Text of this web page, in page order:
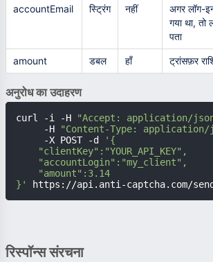
accountEmail स्ट्रिंग नहीं
अगर लॉग-इन
गया था, तो
पता
amount डबल हाँ ट्रांसफ़र
अनुरोध का उदाहरण
curl -i -H "Accept: application/
     -H
"Content-Type: application/
     -X POST -d
'{
    "clientKey":"YOUR_API_KEY",
    "accountLogin":"my_client",
    "amount":3.14
}'
https://api.anti-captcha.com/
रिस्पॉन्स संरचना